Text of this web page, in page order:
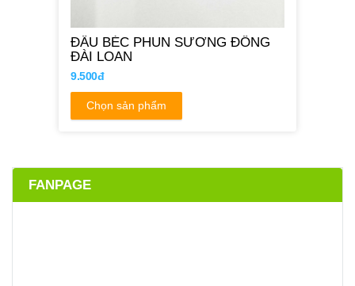
ĐẦU BÉC PHUN SƯƠNG ĐỒNG
ĐÀI LOAN
9.500đ
Chọn sản phẩm
FANPAGE